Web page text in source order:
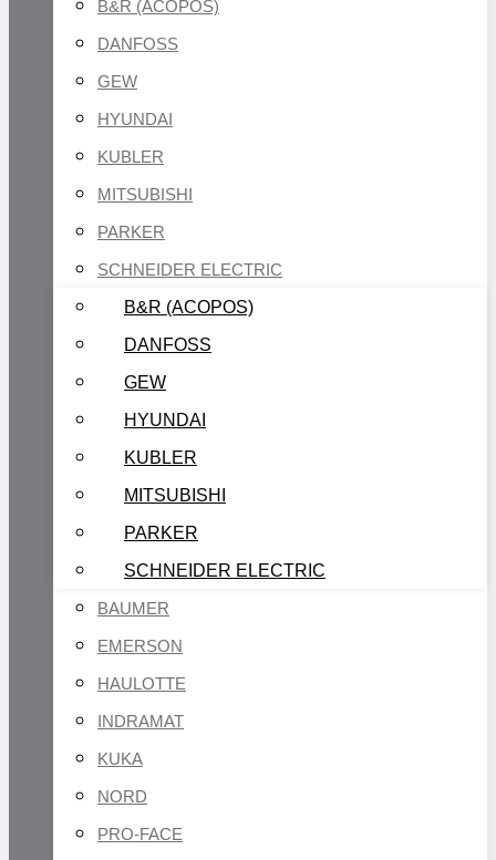
B&R (ACOPOS)
DANFOSS
GEW
HYUNDAI
KUBLER
MITSUBISHI
PARKER
SCHNEIDER ELECTRIC
B&R (ACOPOS)
DANFOSS
GEW
HYUNDAI
KUBLER
MITSUBISHI
PARKER
SCHNEIDER ELECTRIC
BAUMER
EMERSON
HAULOTTE
INDRAMAT
KUKA
NORD
PRO-FACE